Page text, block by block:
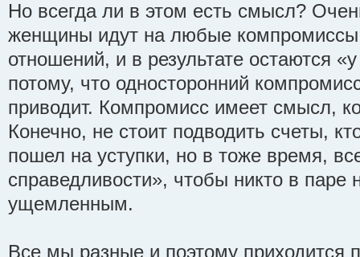
Но всегда ли в этом есть смысл?
женщины идут на любые компромиссы
отношений, и в результате остаются
потому, что односторонний
приводит. Компромисс имеет смысл,
Конечно, не стоит подводить счеты,
пошел на уступки, но в тоже время,
справедливости», чтобы никто в паре
ущемленным.
Все мы разные и поэтому приходится